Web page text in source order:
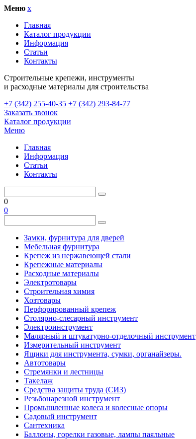
Меню x
Главная
Каталог продукции
Информация
Статьи
Контакты
Cтроительные крепежи, инструменты
и расходные материалы для строительства
+7 (342) 255-40-35 +7 (342) 293-84-77
Заказать звонок
Каталог продукции
Меню
Главная
Информация
Статьи
Контакты
0
0
Замки, фурнитура для дверей
Мебельная фурнитура
Крепеж из нержавеющей стали
Крепежные материалы
Расходные материалы
Электротовары
Строительная химия
Хозтовары
Перфорированный крепеж
Столярно-слесарный инструмент
Электроинструмент
Малярный и штукатурно-отделочный инструмент
Измерительный инструмент
Ящики для инструмента, сумки, органайзеры.
Автотовары
Стремянки и лестницы
Такелаж
Средства защиты труда (СИЗ)
Резьбонарезной инструмент
Промышленные колеса и колесные опоры
Садовый инструмент
Сантехника
Баллоны, горелки газовые, лампы паяльные